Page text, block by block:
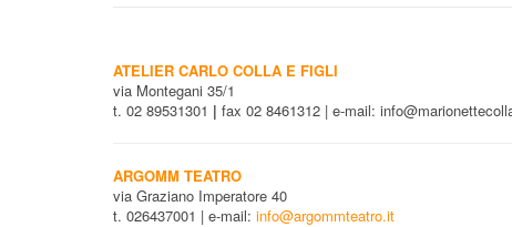
ATELIER CARLO COLLA E FIGLI
via Montegani 35/1
t. 02 89531301 | fax 02 8461312 | e-mail:
ARGOMM TEATRO
via Graziano Imperatore 40
t. 026437001 | e-mail: info@argommteatro.it